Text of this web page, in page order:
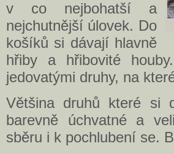
v co nejbohatší a
nejchutnější úlovek. Do
košíků si dávají hlavně
hřiby a hřibovité
jedovatými druhy, na
Většina druhů které si
barevně úchvatné a
sběru i k pochlubení se.